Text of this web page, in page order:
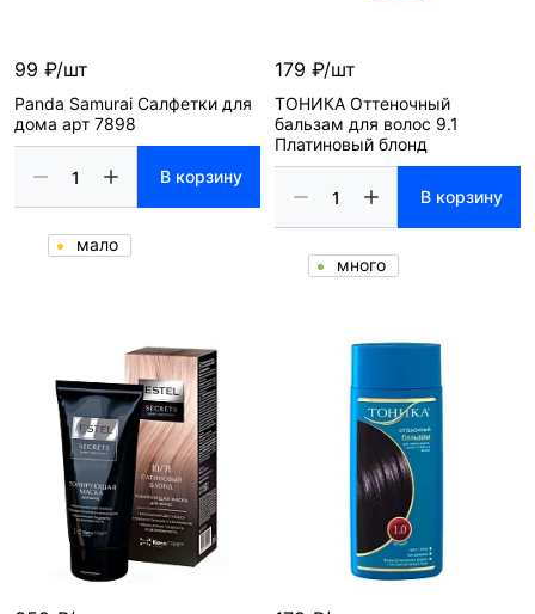
99 ₽/шт
Panda Samurai Салфетки для
дома арт 7898
В корзину
мало
179 ₽/шт
ТОНИКА Оттеночный
бальзам для волос 9.1
Платиновый блонд
В корзину
много